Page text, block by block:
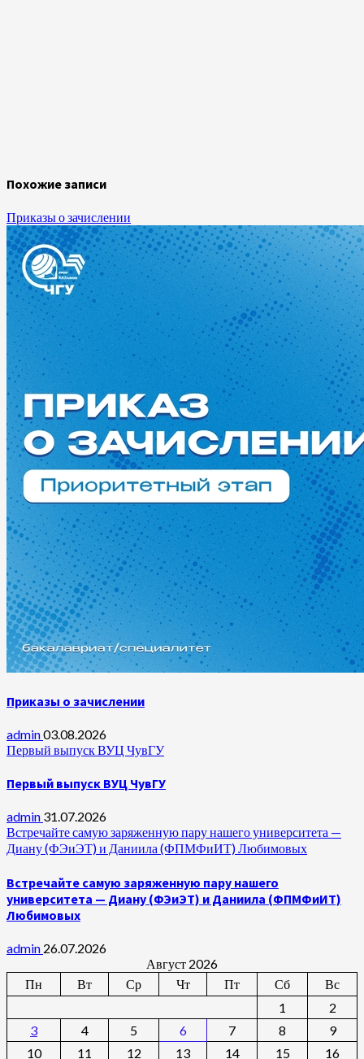
Похожие записи
Приказы о зачислении
Приказы о зачислении
admin03.08.2026
Первый выпуск ВУЦ ЧувГУ
Первый выпуск ВУЦ ЧувГУ
admin 31.07.2026
Встречайте самую заряженную пару нашего университета —
Диану (ФЭиЭТ) и Даниила (ФПМФиИТ) Любимовых
Встречайте самую заряженную пару нашего
университета — Диану (ФЭиЭТ) и Даниила (ФПМФиИТ)
Любимовых
admin 26.07.2026
Август 2026
Пн
Вт Ср Чт Пт Сб
Вс
1
2
3
4 5 6 7 8
9
10
11 12 13 14 15 16